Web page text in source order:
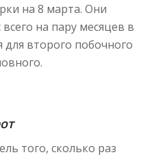
на 8 марта. Они
на пару месяцев в
для второго побочного
того, сколько раз